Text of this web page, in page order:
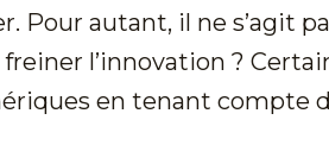
Pour autant, il ne s’agit
l’innovation ?
en tenant compte